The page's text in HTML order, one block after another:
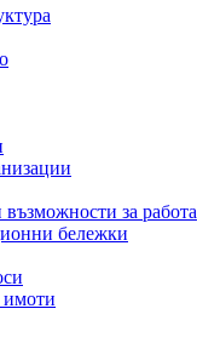
за работа
бележки